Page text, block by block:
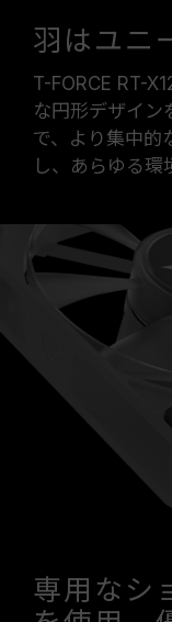
羽はユニ
T-FORCE RT-
な円形デザイン
で、より集中的
し、あらゆる環
専用なシ